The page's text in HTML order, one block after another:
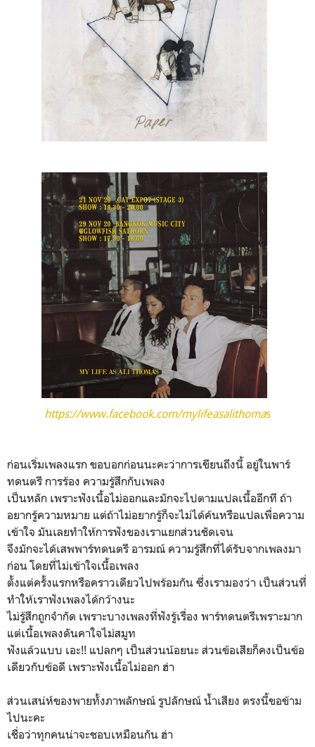
https://www.facebook.com/mylifeasalithomas
ก่อนเริ่มเพลงแรก ขอบอกก่อนนะคะว่าการเขียนถึงนี้ อยู่ในพาร์
ทดนตรี การร้อง ความรู้สึกกับเพลง
เป็นหลัก เพราะฟังเนื้อไม่ออกและมักจะไปตามแปลเนื้ออีกที ถ้า
อยากรู้ความหมาย แต่ถ้าไม่อยากรู้ก็จะไม่ได้ค้นหรือแปลเพื่อความ
เข้าใจ มันเลยทำให้การฟังของเราแยกส่วนชัดเจน
จึงมักจะได้เสพพาร์ทดนตรี อารมณ์ ความรู้สึกที่ได้รับจากเพลงมา
ก่อน โดยที่ไม่เข้าใจเนื้อเพลง
ตั้งแต่ครั้งแรกหรือคราวเดียวไปพร้อมกัน ซึ่งเรามองว่า เป็นส่วนที่
ทำให้เราฟังเพลงได้กว้างนะ
ไม่รู้สึกถูกจำกัด เพราะบางเพลงที่ฟังรู้เรื่อง พาร์ทดนตรีเพราะมาก
แต่เนื้อเพลงดันคาใจไม่สมูท
ฟังแล้วแบบ เอะ!! แปลกๆ เป็นส่วนน้อยนะ ส่วนข้อเสียก็คงเป็นข้อ
เดียวกับข้อดี เพราะฟังเนื้อไม่ออก ฮ่า
ส่วนเสน่ห์ของพายทั้งภาพลักษณ์ รูปลักษณ์ น้ำเสียง ตรงนี้ขอข้าม
ไปนะคะ
เชื่อว่าทุกคนน่าจะชอบเหมือนกัน ฮ่า